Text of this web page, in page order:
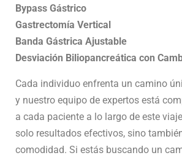
Bypass Gástrico
Gastrectomía Vertical
Banda Gástrica Ajustable
Desviación Biliopancreática con
Cada individuo enfrenta un camino
y nuestro equipo de expertos está
a cada paciente a lo largo de este
solo resultados efectivos, sino
comodidad. Si estás buscando un